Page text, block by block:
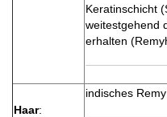
Keratinschicht
weitestgehend
erhalten
Haar:
indisches